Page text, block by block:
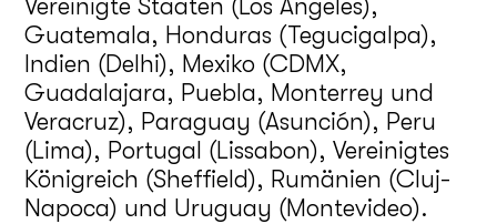
Vereinigte Staaten (Los Angeles),
Guatemala, Honduras (Tegucigalpa),
Indien (Delhi), Mexiko (CDMX,
Guadalajara, Puebla, Monterrey und
Veracruz), Paraguay (Asunción), Peru
(Lima), Portugal (Lissabon), Vereinigtes
Königreich (Sheffield), Rumänien (Cluj-
Napoca) und Uruguay (Montevideo).